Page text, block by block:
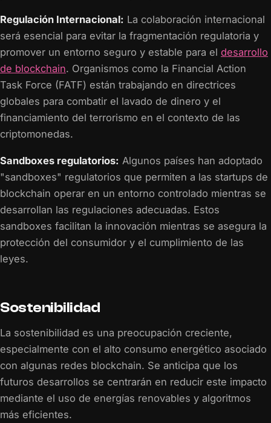
Regulación Internacional: La colaboración internacional
será esencial para evitar la fragmentación regulatoria y
promover un entorno seguro y estable para el desarrollo
de blockchain. Organismos como la Financial Action
Task Force (FATF) están trabajando en directrices
globales para combatir el lavado de dinero y el
financiamiento del terrorismo en el contexto de las
criptomonedas.
Sandboxes regulatorios: Algunos países han adoptado
"sandboxes" regulatorios que permiten a las startups de
blockchain operar en un entorno controlado mientras se
desarrollan las regulaciones adecuadas. Estos
sandboxes facilitan la innovación mientras se asegura la
protección del consumidor y el cumplimiento de las
leyes.
Sostenibilidad
La sostenibilidad es una preocupación creciente,
especialmente con el alto consumo energético asociado
con algunas redes blockchain. Se anticipa que los
futuros desarrollos se centrarán en reducir este impacto
mediante el uso de energías renovables y algoritmos
más eficientes.